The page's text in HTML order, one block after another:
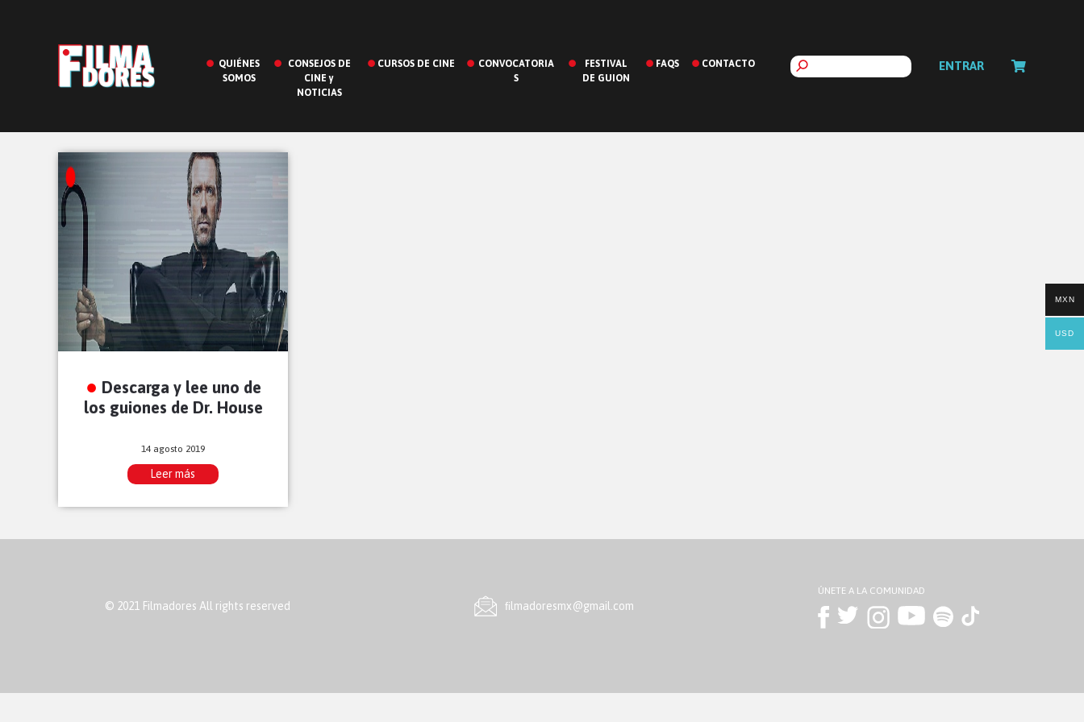
QUIÉNES
SOMOS
CONSEJOS DE
CINE y
NOTICIAS
CURSOS DE CINE
CONVOCATORIA
S
FESTIVAL
DE GUION
FAQS CONTACTO ENTRAR
Descarga y lee uno de
los guiones de Dr. House
14 agosto 2019
Leer más
© 2021 Filmadores All rights reserved ﬁlmadoresmx@gmail.com
ÚNETE A LA COMUNIDAD
MXN
USD